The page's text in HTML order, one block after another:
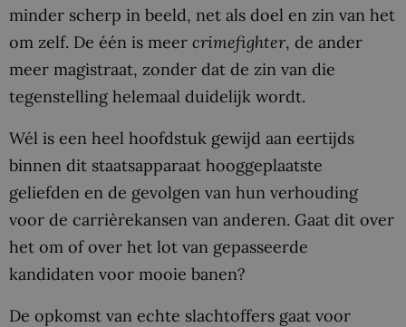
minder scherp in beeld, net als doel en zin van het
om zelf. De één is meer crimefighter, de ander
meer magistraat, zonder dat de zin van die
tegenstelling helemaal duidelijk wordt.
Wél is een heel hoofdstuk gewijd aan eertijds
binnen dit staatsapparaat hooggeplaatste
geliefden en de gevolgen van hun verhouding
voor de carrièrekansen van anderen. Gaat dit over
het om of over het lot van gepasseerde
kandidaten voor mooie banen?
De opkomst van echte slachtoffers gaat voor